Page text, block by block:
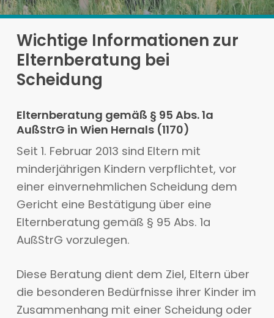
Wichtige Informationen zur
Elternberatung bei
Scheidung
Elternberatung gemäß § 95 Abs. 1a
AußStrG in Wien Hernals (1170)
Seit 1. Februar 2013 sind Eltern mit
minderjährigen Kindern verpflichtet, vor
einer einvernehmlichen Scheidung dem
Gericht eine Bestätigung über eine
Elternberatung gemäß § 95 Abs. 1a
AußStrG vorzulegen.
Diese Beratung dient dem Ziel, Eltern über
die besonderen Bedürfnisse ihrer Kinder im
Zusammenhang mit einer Scheidung oder